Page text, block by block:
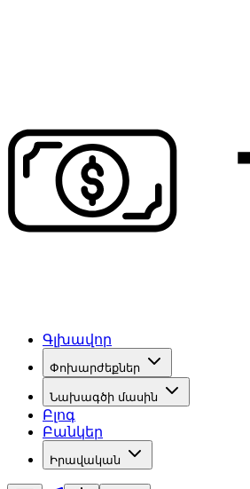
Գլխավոր
Փոխարժեքներ
Նախագծի մասին
Բլոգ
Բանկեր
Իրավական